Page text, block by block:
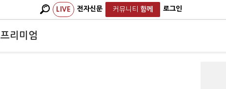
LIVE 전자신문 커뮤니티 함께 로그인
프리미엄